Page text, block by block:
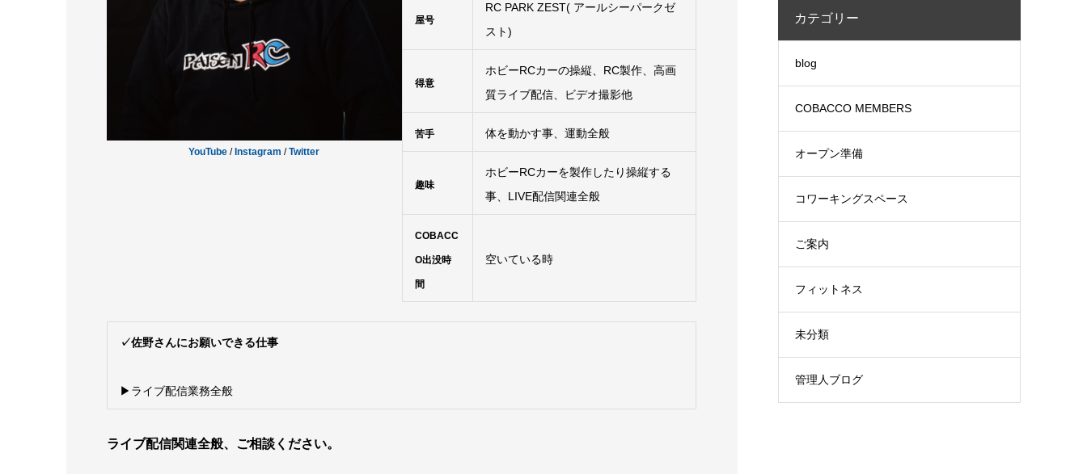
YouTube / Instagram /Twitter
屋号
RC PARK ZEST( アールシーパークゼ
スト)
得意
ホビーRCカーの操縦、RC製作、高画
質ライブ配信、ビデオ撮影他
苦手 体を動かす事、運動全般
趣味
ホビーRCカーを製作したり操縦する
事、LIVE配信関連全般
COBACC
O出没時
間
空いている時
✓佐野さんにお願いできる仕事
▶ライブ配信業務全般
ライブ配信関連全般、ご相談ください。
カテゴリー
blog
COBACCO MEMBERS
オープン準備
コワーキングスペース
ご案内
フィットネス
未分類
管理人ブログ